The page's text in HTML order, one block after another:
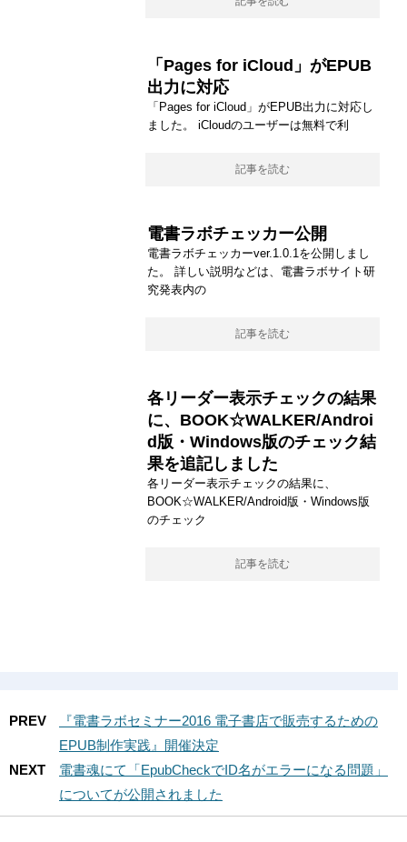
「Pages for iCloud」がEPUB
出力に対応
「Pages for iCloud」がEPUB出力に対応し
ました。 iCloudのユーザーは無料で利
記事を読む
電書ラボチェッカー公開
電書ラボチェッカーver.1.0.1を公開しまし
た。 詳しい説明などは、電書ラボサイト研
究発表内の
記事を読む
各リーダー表示チェックの結果
に、BOOK☆WALKER/Androi
d版・Windows版のチェック結
果を追記しました
各リーダー表示チェックの結果に、
BOOK☆WALKER/Android版・Windows版
のチェック
記事を読む
PREV
『電書ラボセミナー2016 電子書店で販売するための
EPUB制作実践』開催決定
NEXT
電書魂にて「EpubCheckでID名がエラーになる問題」
についてが公開されました